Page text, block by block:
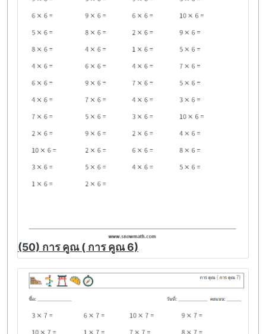
(50) การ คูณ ( การ คูณ 6)